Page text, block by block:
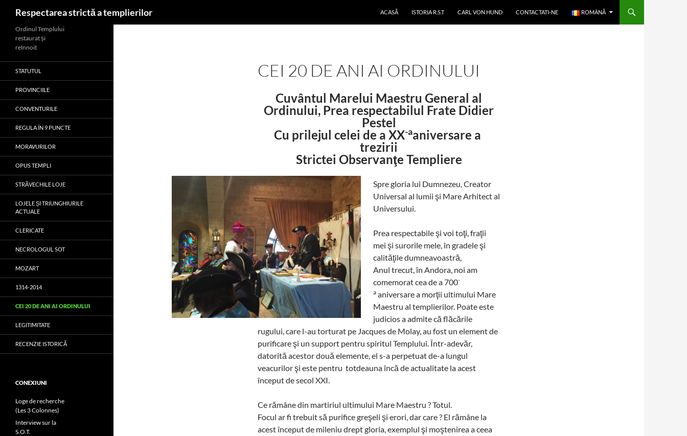
Respectarea strictă a templierilor ACASĂ ISTORIA R.S.T CARL VON HUND CONTACTATI-NE ROMÂNĂ
CEI 20 DE ANI AI ORDINULUI
Cuvântul Marelui Maestru General al
Ordinului, Prea respectabilul Frate Didier
Pestel
Cu prilejul celei de a XX-aaniversare a
trezirii
Strictei Observanţe Templiere
Spre gloria lui Dumnezeu, Creator
Universal al lumii şi Mare Arhitect al
Universului.
Prea respectabile şi voi toţi, fraţii
mei şi surorile mele, în gradele şi
calităţile dumneavoastră,
Anul trecut, în Andora, noi am
comemorat cea de a 700-
a aniversare a morţii ultimului Mare
Maestru al templierilor. Poate este
judicios a admite că flăcările
rugului, care l-au torturat pe Jacques de Molay, au fost un element de
purificare şi un support pentru spiritul Templului. Într-adevăr,
datorită acestor două elemente, el s-a perpetuat de-a lungul
veacurilor şi este pentru totdeauna încă de actualitate la acest
început de secol XXI.
Ce rămâne din martiriul ultimului Mare Maestru ? Totul.
Focul ar fi trebuit să purifice greşeli şi erori, dar care ? El rămâne la
acest început de mileniu drept gloria, exemplul şi moştenirea a ceea
Ordinul Templului
restaurat și
reînnoit
STATUTUL
PROVINCIILE
CONVENTURILE
REGULA ÎN 9 PUNCTE
MORAVURILOR
OPUS TEMPLI
STRĂVECHILE LOJE
LOJELE ȘI TRIUNGHIURILE
ACTUALE
CLERICATE
NECROLOGUL SOT
MOZART
1314-2014
CEI 20 DE ANI AI ORDINULUI
LEGITIMITATE
RECENZIE ISTORICĂ
CONEXIUNI
Loge de recherche
(Les 3 Colonnes)
Interview sur la
S.O.T.